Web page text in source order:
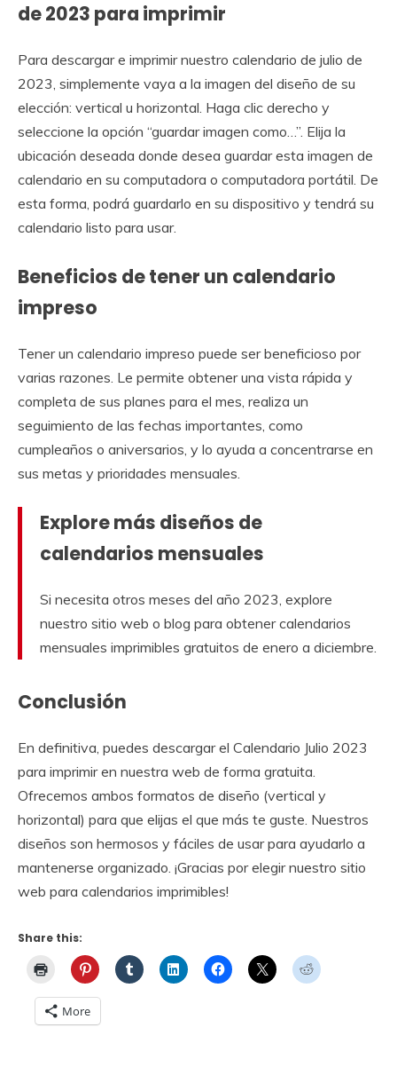
de 2023 para imprimir
Para descargar e imprimir nuestro calendario de julio de
2023, simplemente vaya a la imagen del diseño de su
elección: vertical u horizontal. Haga clic derecho y
seleccione la opción “guardar imagen como…”. Elija la
ubicación deseada donde desea guardar esta imagen de
calendario en su computadora o computadora portátil. De
esta forma, podrá guardarlo en su dispositivo y tendrá su
calendario listo para usar.
Beneficios de tener un calendario
impreso
Tener un calendario impreso puede ser beneficioso por
varias razones. Le permite obtener una vista rápida y
completa de sus planes para el mes, realiza un
seguimiento de las fechas importantes, como
cumpleaños o aniversarios, y lo ayuda a concentrarse en
sus metas y prioridades mensuales.
Explore más diseños de
calendarios mensuales
Si necesita otros meses del año 2023, explore
nuestro sitio web o blog para obtener calendarios
mensuales imprimibles gratuitos de enero a diciembre.
Conclusión
En definitiva, puedes descargar el Calendario Julio 2023
para imprimir en nuestra web de forma gratuita.
Ofrecemos ambos formatos de diseño (vertical y
horizontal) para que elijas el que más te guste. Nuestros
diseños son hermosos y fáciles de usar para ayudarlo a
mantenerse organizado. ¡Gracias por elegir nuestro sitio
web para calendarios imprimibles!
Share this:
More